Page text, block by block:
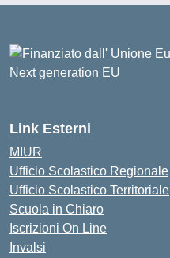
Link Esterni
MIUR
Ufficio Scolastico Regionale
Ufficio Scolastico Territoriale
Scuola in Chiaro
Iscrizioni On Line
Invalsi